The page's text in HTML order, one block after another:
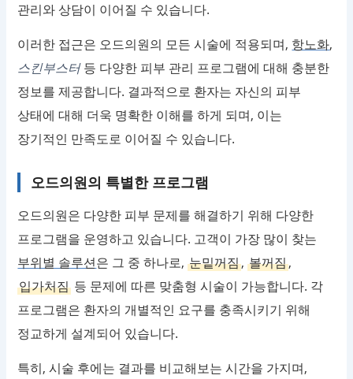
관리와 상담이 이어질 수 있습니다.
이러한 접근은 오드의원의 모든 시술에 적용되며, 항노화,
스킨부스터등 다양한 피부 관리 프로그램에 대해 충분한
정보를 제공합니다. 결과적으로 환자는 자신의 피부
상태에 대해 더욱 명확한 이해를 하게 되며, 이는
장기적인 만족도로 이어질 수 있습니다.
오드의원의 특별한 프로그램
오드의원은 다양한 피부 문제를 해결하기 위해 다양한
프로그램을 운영하고 있습니다. 고객이 가장 많이 찾는
부위별 솔루션은 그 중 하나로,눈밑꺼짐,볼꺼짐,
입가처짐 등 문제에 따른 맞춤형 시술이 가능합니다. 각
프로그램은 환자의 개별적인 요구를 충족시키기 위해
정교하게 설계되어 있습니다.
특히, 시술 후에는 결과를 비교해보는 시간을 가지며,